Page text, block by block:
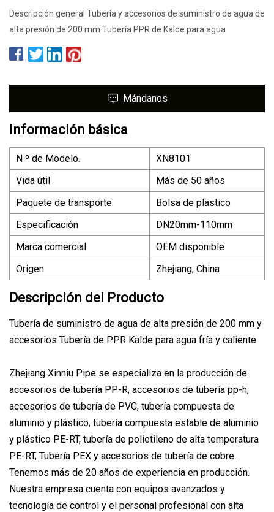
Descripción general Tubería y accesorios de suministro de agua de
alta presión de 200 mm Tubería PPR de Kalde para agua
Mándanos
Información básica
N º de Modelo.
XN8101
Vida útil
Más de 50 años
Paquete de transporte
Bolsa de plastico
Especificación
DN20mm-110mm
Marca comercial
OEM disponible
Origen
Zhejiang, China
Descripción del Producto
Tubería de suministro de agua de alta presión de 200 mm y
accesorios Tubería de PPR Kalde para agua fría y caliente
Zhejiang Xinniu Pipe se especializa en la producción de
accesorios de tubería PP-R, accesorios de tubería pp-h,
accesorios de tubería de PVC, tubería compuesta de
aluminio y plástico, tubería compuesta estable de aluminio
y plástico PE-RT, tubería de polietileno de alta temperatura
PE-RT, Tubería PEX y accesorios de tubería de cobre.
Tenemos más de 20 años de experiencia en producción.
Nuestra empresa cuenta con equipos avanzados y
tecnología de control y el personal profesional con alta